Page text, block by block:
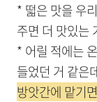
* 떫은 맛을 우
주면 더 맛있는
* 어릴 적에는
들었던 거 같은
방앗간에 맡기